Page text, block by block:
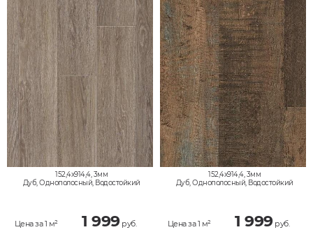
152,4x914,4, 3мм
Дуб, Однополосный, Водостойкий
Цена за 1 м² 1 999руб.
152,4x914,4, 3мм
Дуб, Однополосный, Водостойкий
Цена за 1 м² 1 999руб.